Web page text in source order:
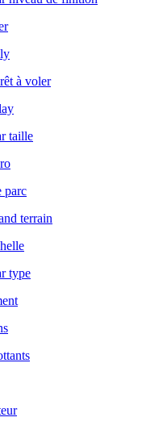
à voler
taille
parc
terrain
type